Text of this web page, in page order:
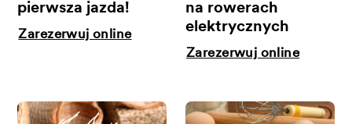
pierwsza jazda!
Zarezerwuj online
na rowerach
elektrycznych
Zarezerwuj online